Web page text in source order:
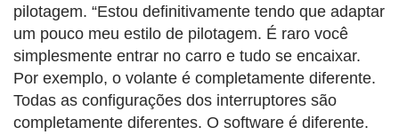
pilotagem. “Estou definitivamente tendo que adaptar
um pouco meu estilo de pilotagem. É raro você
simplesmente entrar no carro e tudo se encaixar.
Por exemplo, o volante é completamente diferente.
Todas as configurações dos interruptores são
completamente diferentes. O software é diferente.